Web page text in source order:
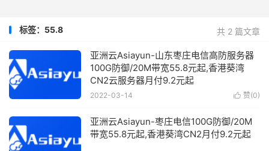
共 2 篇文章
标签：55.8
亚洲云Asiayun-山东枣庄电信高防服务器
100G防御/20M带宽55.8元起,香港葵湾
CN2云服务器月付9.2元起
 赞(0)
2022-03-14
亚洲云Asiayun-枣庄电信100G防御/20M
带宽55.8元起,香港葵湾CN2月付9.2元起